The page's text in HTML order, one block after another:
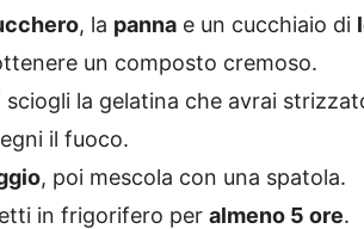
, la panna e un cucchiaio di
un composto cremoso.
sciogli la gelatina che avrai
il fuoco.
, poi mescola con una spatola.
in frigorifero per almeno 5 ore.